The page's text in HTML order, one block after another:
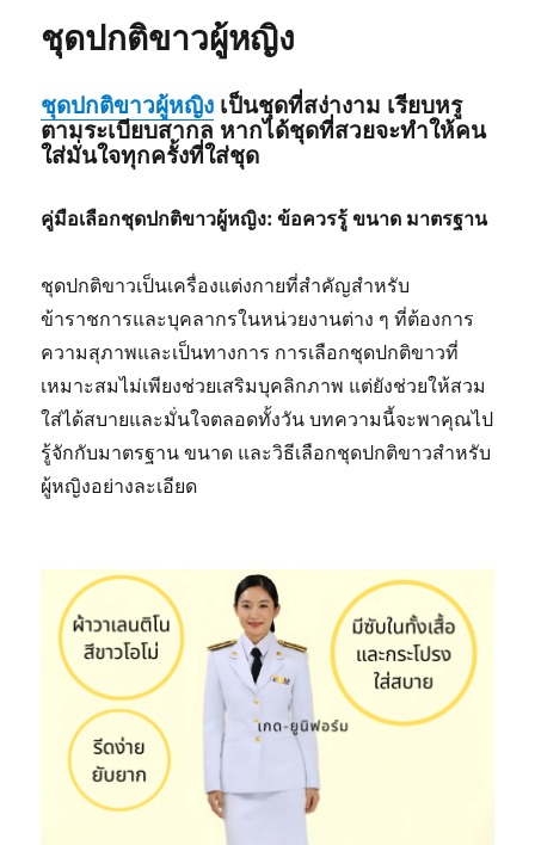
ชุดปกติขาวผู้หญิง
ชุดปกติขาวผู้หญิง เป็นชุดที่สง่างาม เรียบหรู
ตามระเบียบสากล หากได้ชุดที่สวยจะทำให้คน
ใส่มั่นใจทุกครั้งที่ใส่ชุด
คู่มือเลือกชุดปกติขาวผู้หญิง: ข้อควรรู้ ขนาด มาตรฐาน
ชุดปกติขาวเป็นเครื่องแต่งกายที่สำคัญสำหรับ
ข้าราชการและบุคลากรในหน่วยงานต่าง ๆ ที่ต้องการ
ความสุภาพและเป็นทางการ การเลือกชุดปกติขาวที่
เหมาะสมไม่เพียงช่วยเสริมบุคลิกภาพ แต่ยังช่วยให้สวม
ใส่ได้สบายและมั่นใจตลอดทั้งวัน บทความนี้จะพาคุณไป
รู้จักกับมาตรฐาน ขนาด และวิธีเลือกชุดปกติขาวสำหรับ
ผู้หญิงอย่างละเอียด